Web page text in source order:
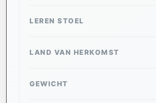
LEREN STOEL
LAND VAN HERKOMST
GEWICHT